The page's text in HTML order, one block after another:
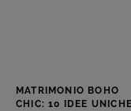
MATRIMONIO BOHO
CHIC: 10 IDEE UNICHE